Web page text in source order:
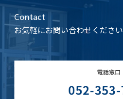
Contact
お気軽にお問い合わせください